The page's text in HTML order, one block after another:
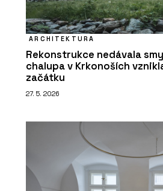
ARCHITEKTURA
Rekonstrukce nedávala
chalupa v Krkonoších
začátku
27. 5. 2026